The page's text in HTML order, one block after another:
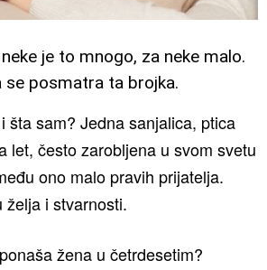
je to mnogo, za neke malo.
se posmatra ta brojka.
šta sam? Jedna sanjalica, ptica
let, često zarobljena u svom svetu
ono malo pravih prijatelja.
želja i stvarnosti.
žena u četrdesetim?